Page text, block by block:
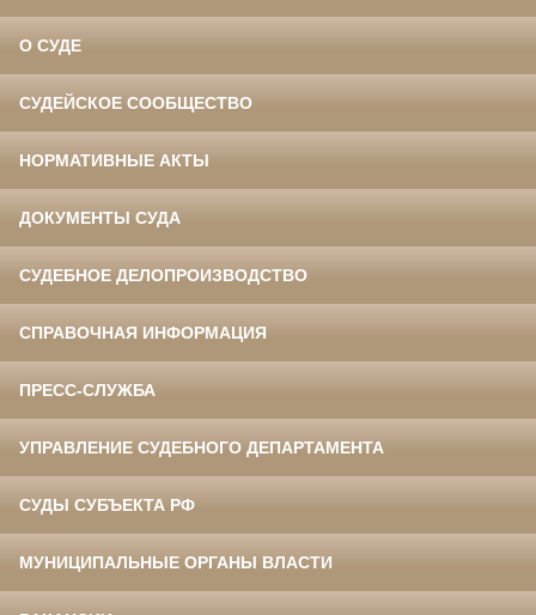
О СУДЕ
СУДЕЙСКОЕ СООБЩЕСТВО
НОРМАТИВНЫЕ АКТЫ
ДОКУМЕНТЫ СУДА
СУДЕБНОЕ ДЕЛОПРОИЗВОДСТВО
СПРАВОЧНАЯ ИНФОРМАЦИЯ
ПРЕСС-СЛУЖБА
УПРАВЛЕНИЕ СУДЕБНОГО ДЕПАРТАМЕНТА
СУДЫ СУБЪЕКТА РФ
МУНИЦИПАЛЬНЫЕ ОРГАНЫ ВЛАСТИ